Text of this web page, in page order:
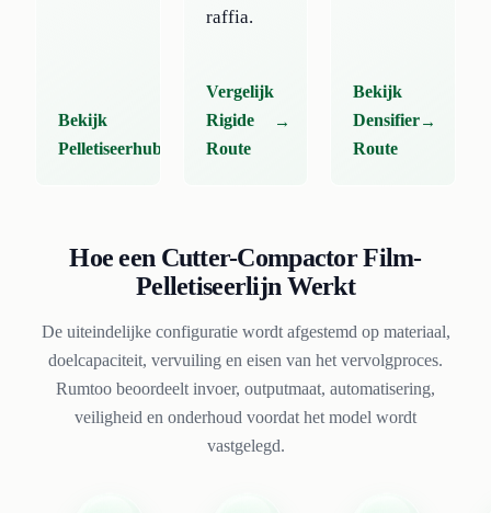
Bekijk
Pelletiseerhub
raffia.
Vergelijk
Rigide
Route
Bekijk
Densifier
Route
Hoe een Cutter-Compactor Film-
Pelletiseerlijn Werkt
De uiteindelijke configuratie wordt afgestemd op materiaal,
doelcapaciteit, vervuiling en eisen van het vervolgproces.
Rumtoo beoordeelt invoer, outputmaat, automatisering,
veiligheid en onderhoud voordat het model wordt
vastgelegd.